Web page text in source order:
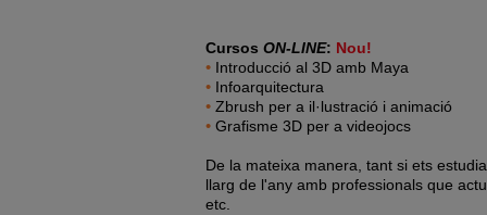
Cursos ON-LINE: Nou!
• Introducció al 3D amb Maya
• Infoarquitectura
• Zbrush per a il·lustració i animació
• Grafisme 3D per a videojocs
De la mateixa manera, tant si ets
llarg de l'any amb professionals que
etc.